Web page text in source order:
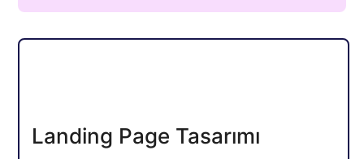
Landing Page Tasarımı